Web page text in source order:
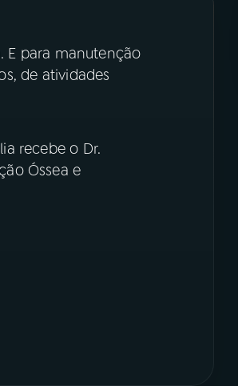
E para manutenção
de atividades
recebe o Dr.
Óssea e